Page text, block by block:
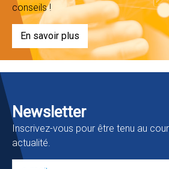
conseils !
En savoir plus
Newsletter
Inscrivez-vous pour être tenu au
actualité.